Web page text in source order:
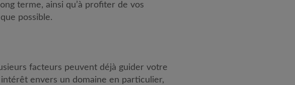
terme, ainsi qu’à profiter de vos
possible.
facteurs peuvent déjà guider votre
envers un domaine en particulier,